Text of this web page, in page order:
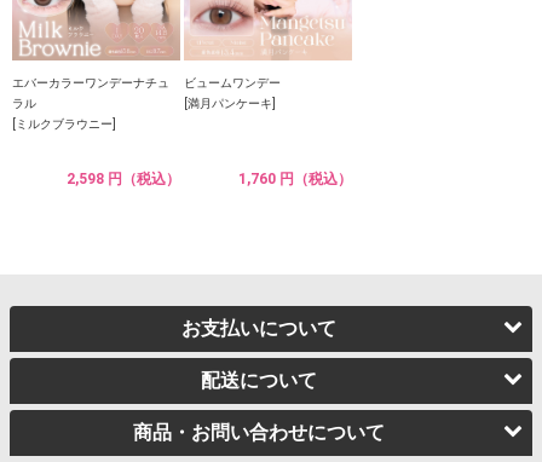
エバーカラーワンデーナチュ
ラル
[ミルクブラウニー]
2,598 円（税込）
ビュームワンデー
[満月パンケーキ]
1,760 円（税込）
お支払いについて
配送について
商品・お問い合わせについて